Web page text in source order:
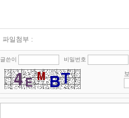
파일첨부 :
글쓴이 비밀번호